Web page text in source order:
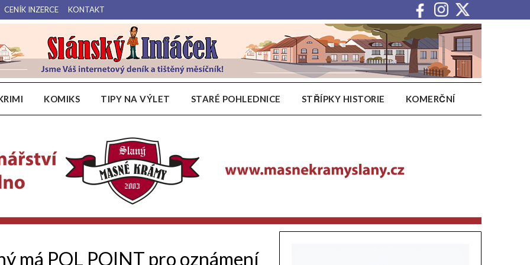
CENÍK INZERCE KONTAKT
Slánský Infáček
Váš internetový deník a tištěný měsíčník pro Slánsko, Kladensko a Lounsko.
KOMIKS TIPY NA VÝLET STARÉ POHLEDNICE STŘÍPKY HISTORIE KOMERČNÍ
má POL POINT pro oznámení